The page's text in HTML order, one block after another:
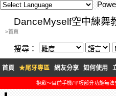
DanceMyself空中練舞
>首頁
搜尋：
首頁 ★尾牙專區 網友分享 如何使用
抱歉～目前手機/平板部分功能無